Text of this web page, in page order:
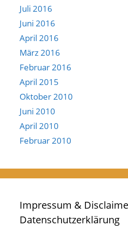
Juli 2016
Juni 2016
April 2016
März 2016
Februar 2016
April 2015
Oktober 2010
Juni 2010
April 2010
Februar 2010
Impressum &
Datenschutzerklärung